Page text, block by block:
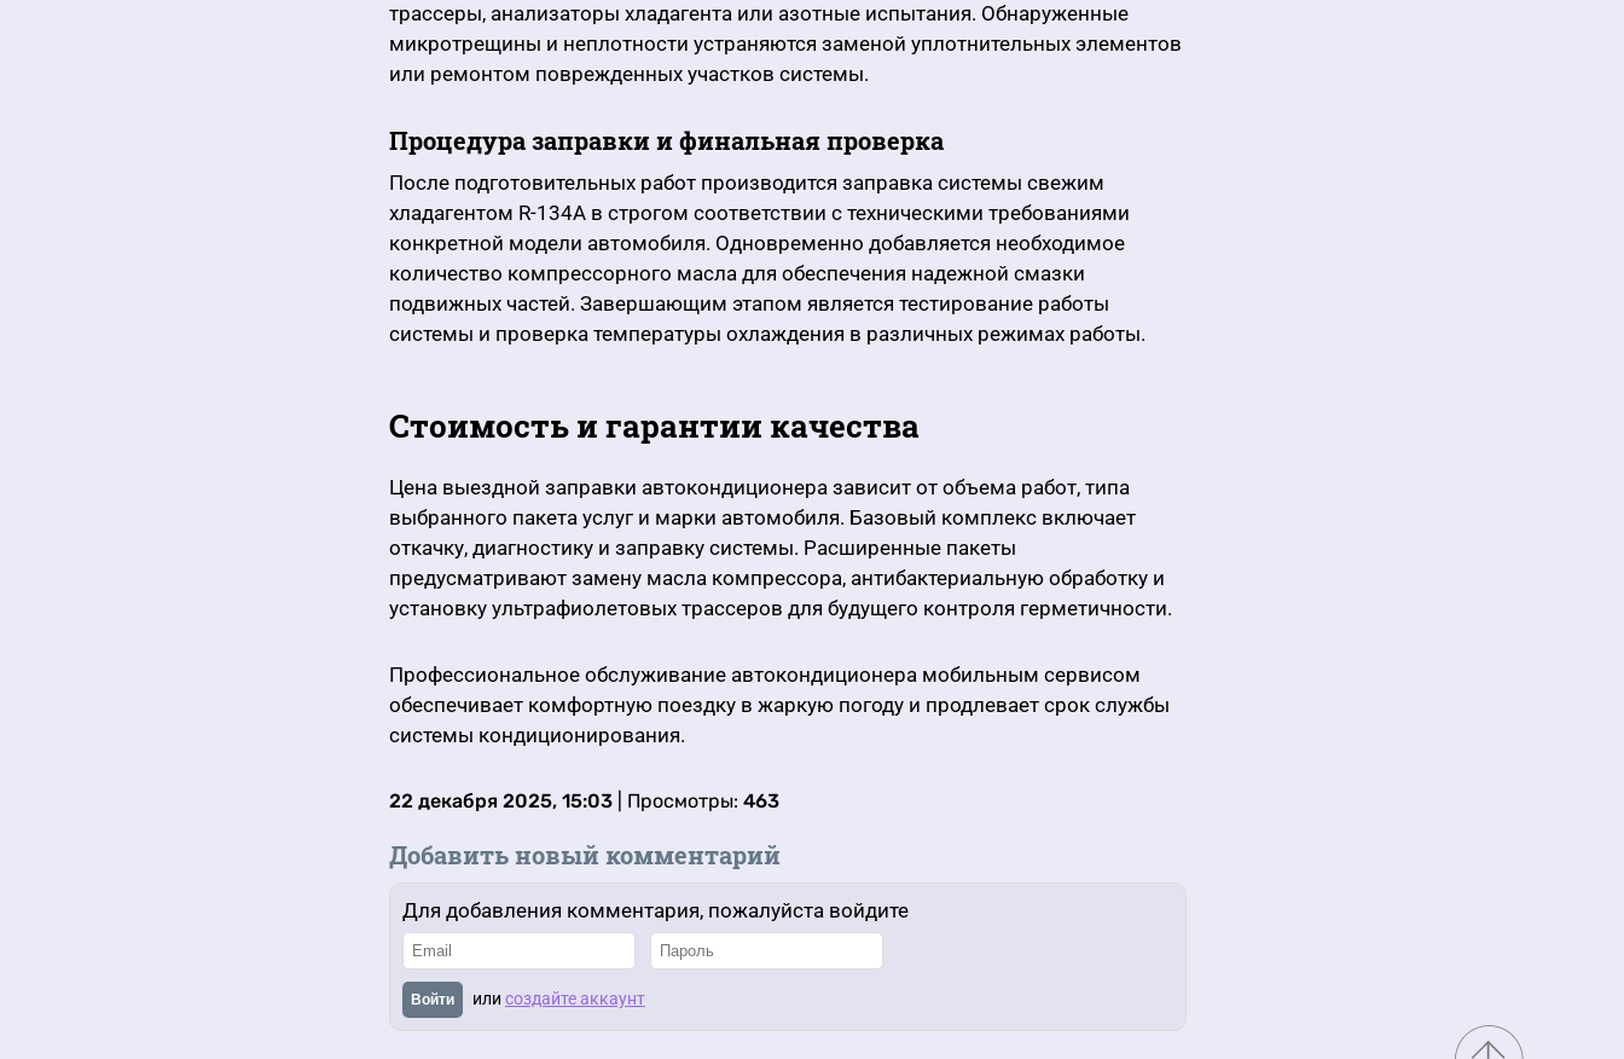
трассеры, анализаторы хладагента или азотные испытания. Обнаруженные
микротрещины и неплотности устраняются заменой уплотнительных элементов
или ремонтом поврежденных участков системы.
Процедура заправки и финальная проверка
После подготовительных работ производится заправка системы свежим
хладагентом R-134A в строгом соответствии с техническими требованиями
конкретной модели автомобиля. Одновременно добавляется необходимое
количество компрессорного масла для обеспечения надежной смазки
подвижных частей. Завершающим этапом является тестирование работы
системы и проверка температуры охлаждения в различных режимах работы.
Стоимость и гарантии качества
Цена выездной заправки автокондиционера зависит от объема работ, типа
выбранного пакета услуг и марки автомобиля. Базовый комплекс включает
откачку, диагностику и заправку системы. Расширенные пакеты
предусматривают замену масла компрессора, антибактериальную обработку и
установку ультрафиолетовых трассеров для будущего контроля герметичности.
Профессиональное обслуживание автокондиционера мобильным сервисом
обеспечивает комфортную поездку в жаркую погоду и продлевает срок службы
системы кондиционирования.
22 декабря 2025, 15:03 | Просмотры: 463
Добавить новый комментарий
Для добавления комментария, пожалуйста войдите
Войти или создайте аккаунт